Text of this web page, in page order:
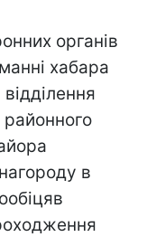
органів
хабара
районного
в